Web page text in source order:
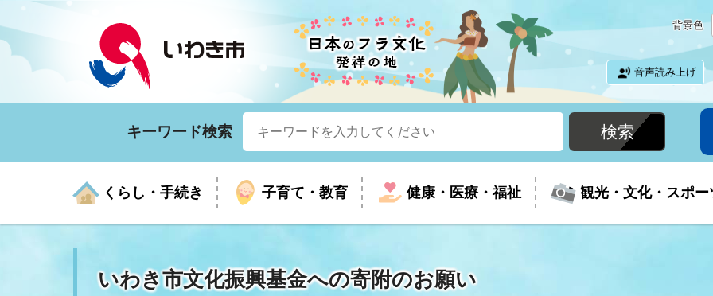
背景色
音声読み上げ
キーワード検索
くらし・手続き
くらしの手続きガイド いざという時に
子育て・教育
生涯学習 子育て
健康・医療・福祉
医療 健康
観光・文化・スポー
お知らせ 年間イベントの案内
入札・契約 産業振興
市の紹介 市長室
いわき市文化振興基金への寄附のお願い